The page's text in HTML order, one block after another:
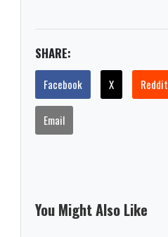
SHARE:
Facebook X Reddit
Email
You Might Also Like